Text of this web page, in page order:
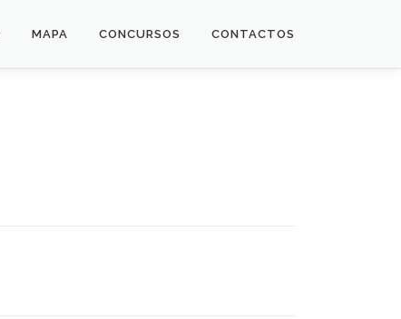
MAPA CONCURSOS CONTACTOS